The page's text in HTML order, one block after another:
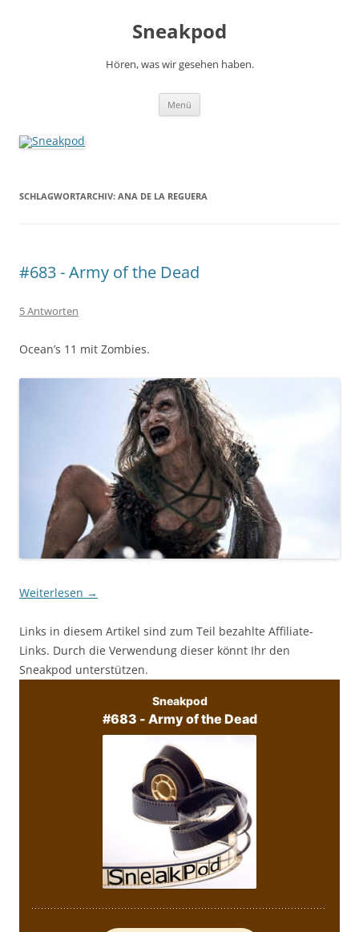
Sneakpod
Hören, was wir gesehen haben.
Menü
SCHLAGWORTARCHIV: ANA DE LA REGUERA
#683 - Army of the Dead
5 Antworten
Ocean’s 11 mit Zombies.
Weiterlesen →
Links in diesem Artikel sind zum Teil bezahlte Affiliate-
Links. Durch die Verwendung dieser könnt Ihr den
Sneakpod unterstützen.